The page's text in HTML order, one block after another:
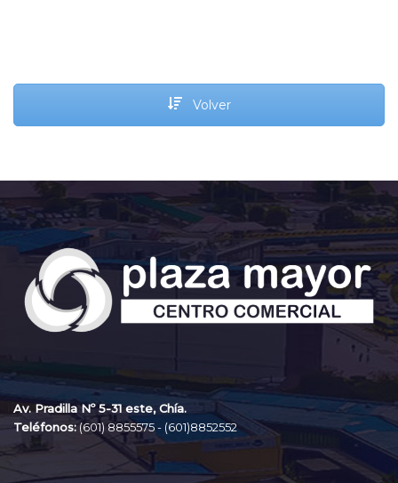
Volver
Av. Pradilla Nº 5-31 este, Chía.
Teléfonos:(601) 8855575 - (601)8852552